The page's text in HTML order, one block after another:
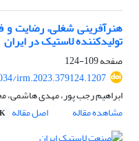
هنرآفرینی شغلی، رضایت
تولیدکننده لاستیک در ایران
صفحه109-124
irm.2023.379124.1207
ابراهیم رجب پور، مهدی هاشمی،
مشاهده مقاله
اصل مقاله